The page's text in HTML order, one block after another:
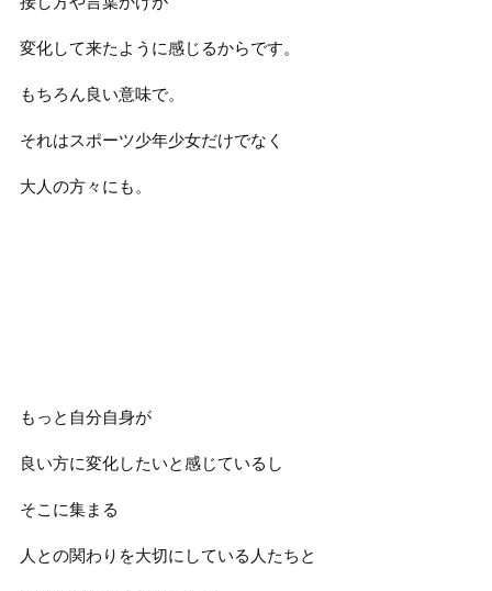
変化して来たように感じるからです。
もちろん良い意味で。
それはスポーツ少年少女だけでなく
大人の方々にも。
もっと自分自身が
良い方に変化したいと感じているし
そこに集まる
人との関わりを大切にしている人たちと